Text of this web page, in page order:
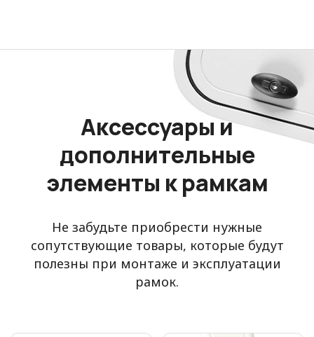
Аксессуары и
дополнительные
элементы к рамкам
Не забудьте приобрести нужные
сопутствующие товары, которые будут
полезны при монтаже и эксплуатации
рамок.